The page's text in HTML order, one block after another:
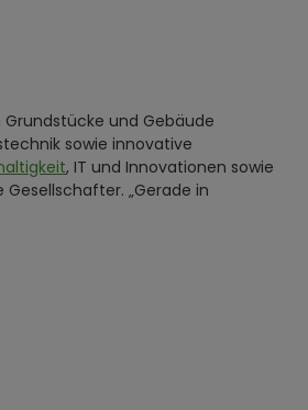
und Gebäude
sowie innovative
, IT und Innovationen sowie
„Gerade in